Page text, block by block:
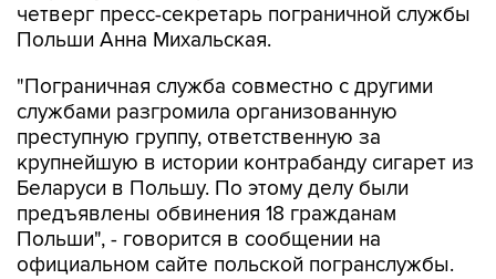
четверг пресс-секретарь пограничной службы
Польши Анна Михальская.
"Пограничная служба совместно с другими
службами разгромила организованную
преступную группу, ответственную за
крупнейшую в истории контрабанду сигарет из
Беларуси в Польшу. По этому делу были
предъявлены обвинения 18 гражданам
Польши", - говорится в сообщении на
официальном сайте польской погранслужбы.